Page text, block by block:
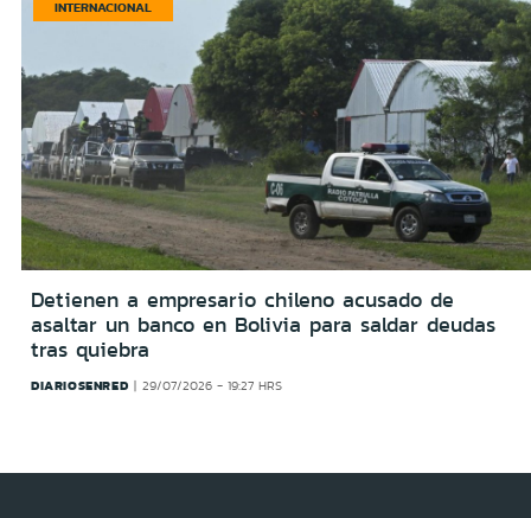
INTERNACIONAL
Detienen a empresario chileno acusado de
asaltar un banco en Bolivia para saldar deudas
tras quiebra
DIARIOSENRED 29/07/2026 - 19:27 HRS